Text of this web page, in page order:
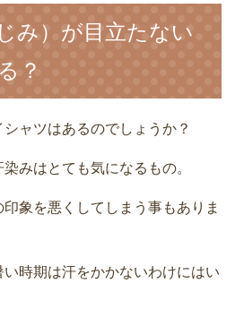
み）が目立たない
？
ャツはあるのでしょうか？
みはとても気になるもの。
象を悪くしてしまう事もありま
時期は汗をかかないわけにはい